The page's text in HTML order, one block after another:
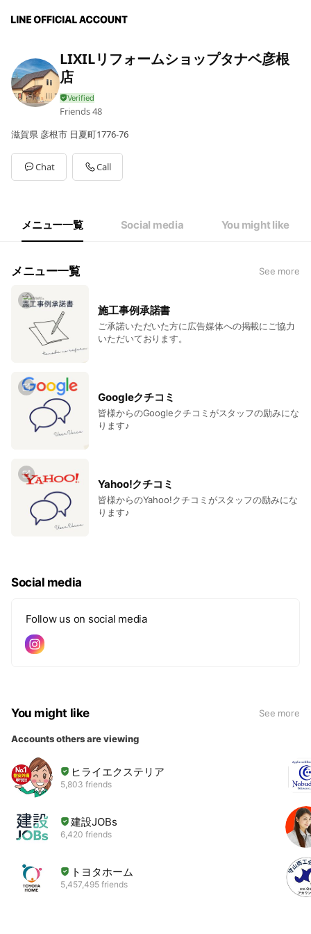
LIXILリフォームショップタナベ彦根
店
Friends48
滋賀県 彦根市 日夏町1776-76
Chat Call
メニュー一覧 Social media You might like
メニュー一覧 See more
施工事例承諾書
ご承諾いただいた方に広告媒体への掲載にご協力
いただいております。
Googleクチコミ
皆様からのGoogleクチコミがスタッフの励みにな
ります♪
Yahoo!クチコミ
皆様からのYahoo!クチコミがスタッフの励みにな
ります♪
Social media
Follow us on social media
You might like See more
Accounts others are viewing
ヒライエクステリア
5,803 friends
建設JOBs
6,420 friends
トヨタホーム
5,457,495 friends